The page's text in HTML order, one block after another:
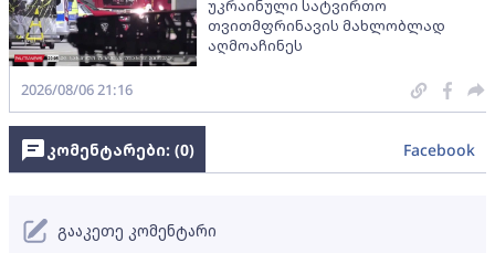
უკრაინული სატვირთო
თვითმფრინავის მახლობლად
აღმოაჩინეს
2026/08/06 21:16
კომენტარები: (0) Facebook
გააკეთე კომენტარი